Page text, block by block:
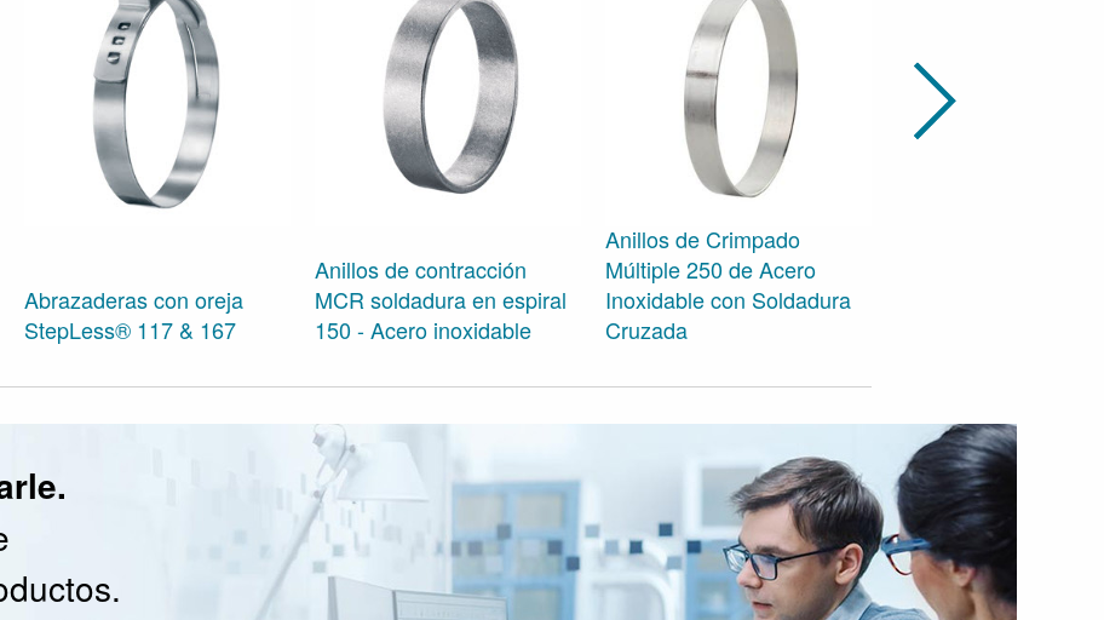
Abrazaderas con oreja
StepLess® 117 & 167
Anillos de contracción
MCR soldadura en espiral
150 - Acero inoxidable
Anillos de Crimpado
Múltiple 250 de Acero
Inoxidable con Soldadura
Cruzada